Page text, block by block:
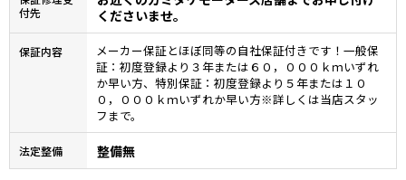
付先
くださいませ。
保証内容
メーカー保証とほぼ同等の自社保証付きです！一般保
証：初度登録より３年または６０，０００ｋｍいずれ
か早い方、特別保証：初度登録より５年または１０
０，０００ｋｍいずれか早い方※詳しくは当店スタッ
フまで。
法定整備 整備無